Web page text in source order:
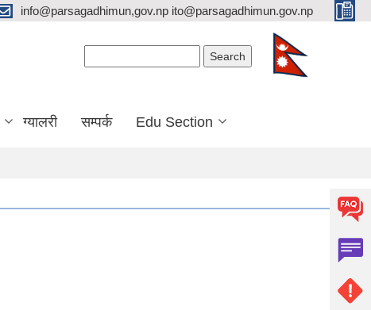
info@parsagadhimun,gov.np ito@parsagadhimun.gov.np
ग्यालरी सम्पर्क Edu Section